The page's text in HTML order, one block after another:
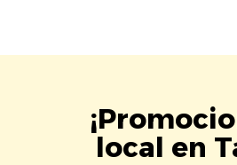
local en